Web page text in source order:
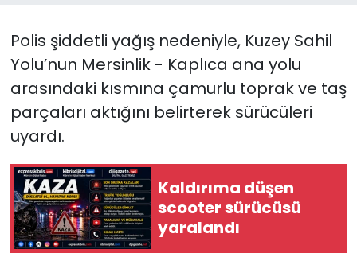
Polis şiddetli yağış nedeniyle, Kuzey Sahil
Yolu’nun Mersinlik - Kaplıca ana yolu
arasındaki kısmına çamurlu toprak ve taş
parçaları aktığını belirterek sürücüleri
uyardı.
Kaldırıma düşen
scooter sürücüsü
yaralandı
Moda
Nöbetçi Eczaneler
Otomobil Dünyası
Politika
SAĞLIK
Spor